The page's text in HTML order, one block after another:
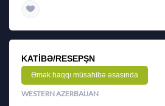
KATIBƏ/RESEPŞN
Əmək haqqı müsahibə əsasında
WESTERN AZERBAIJAN